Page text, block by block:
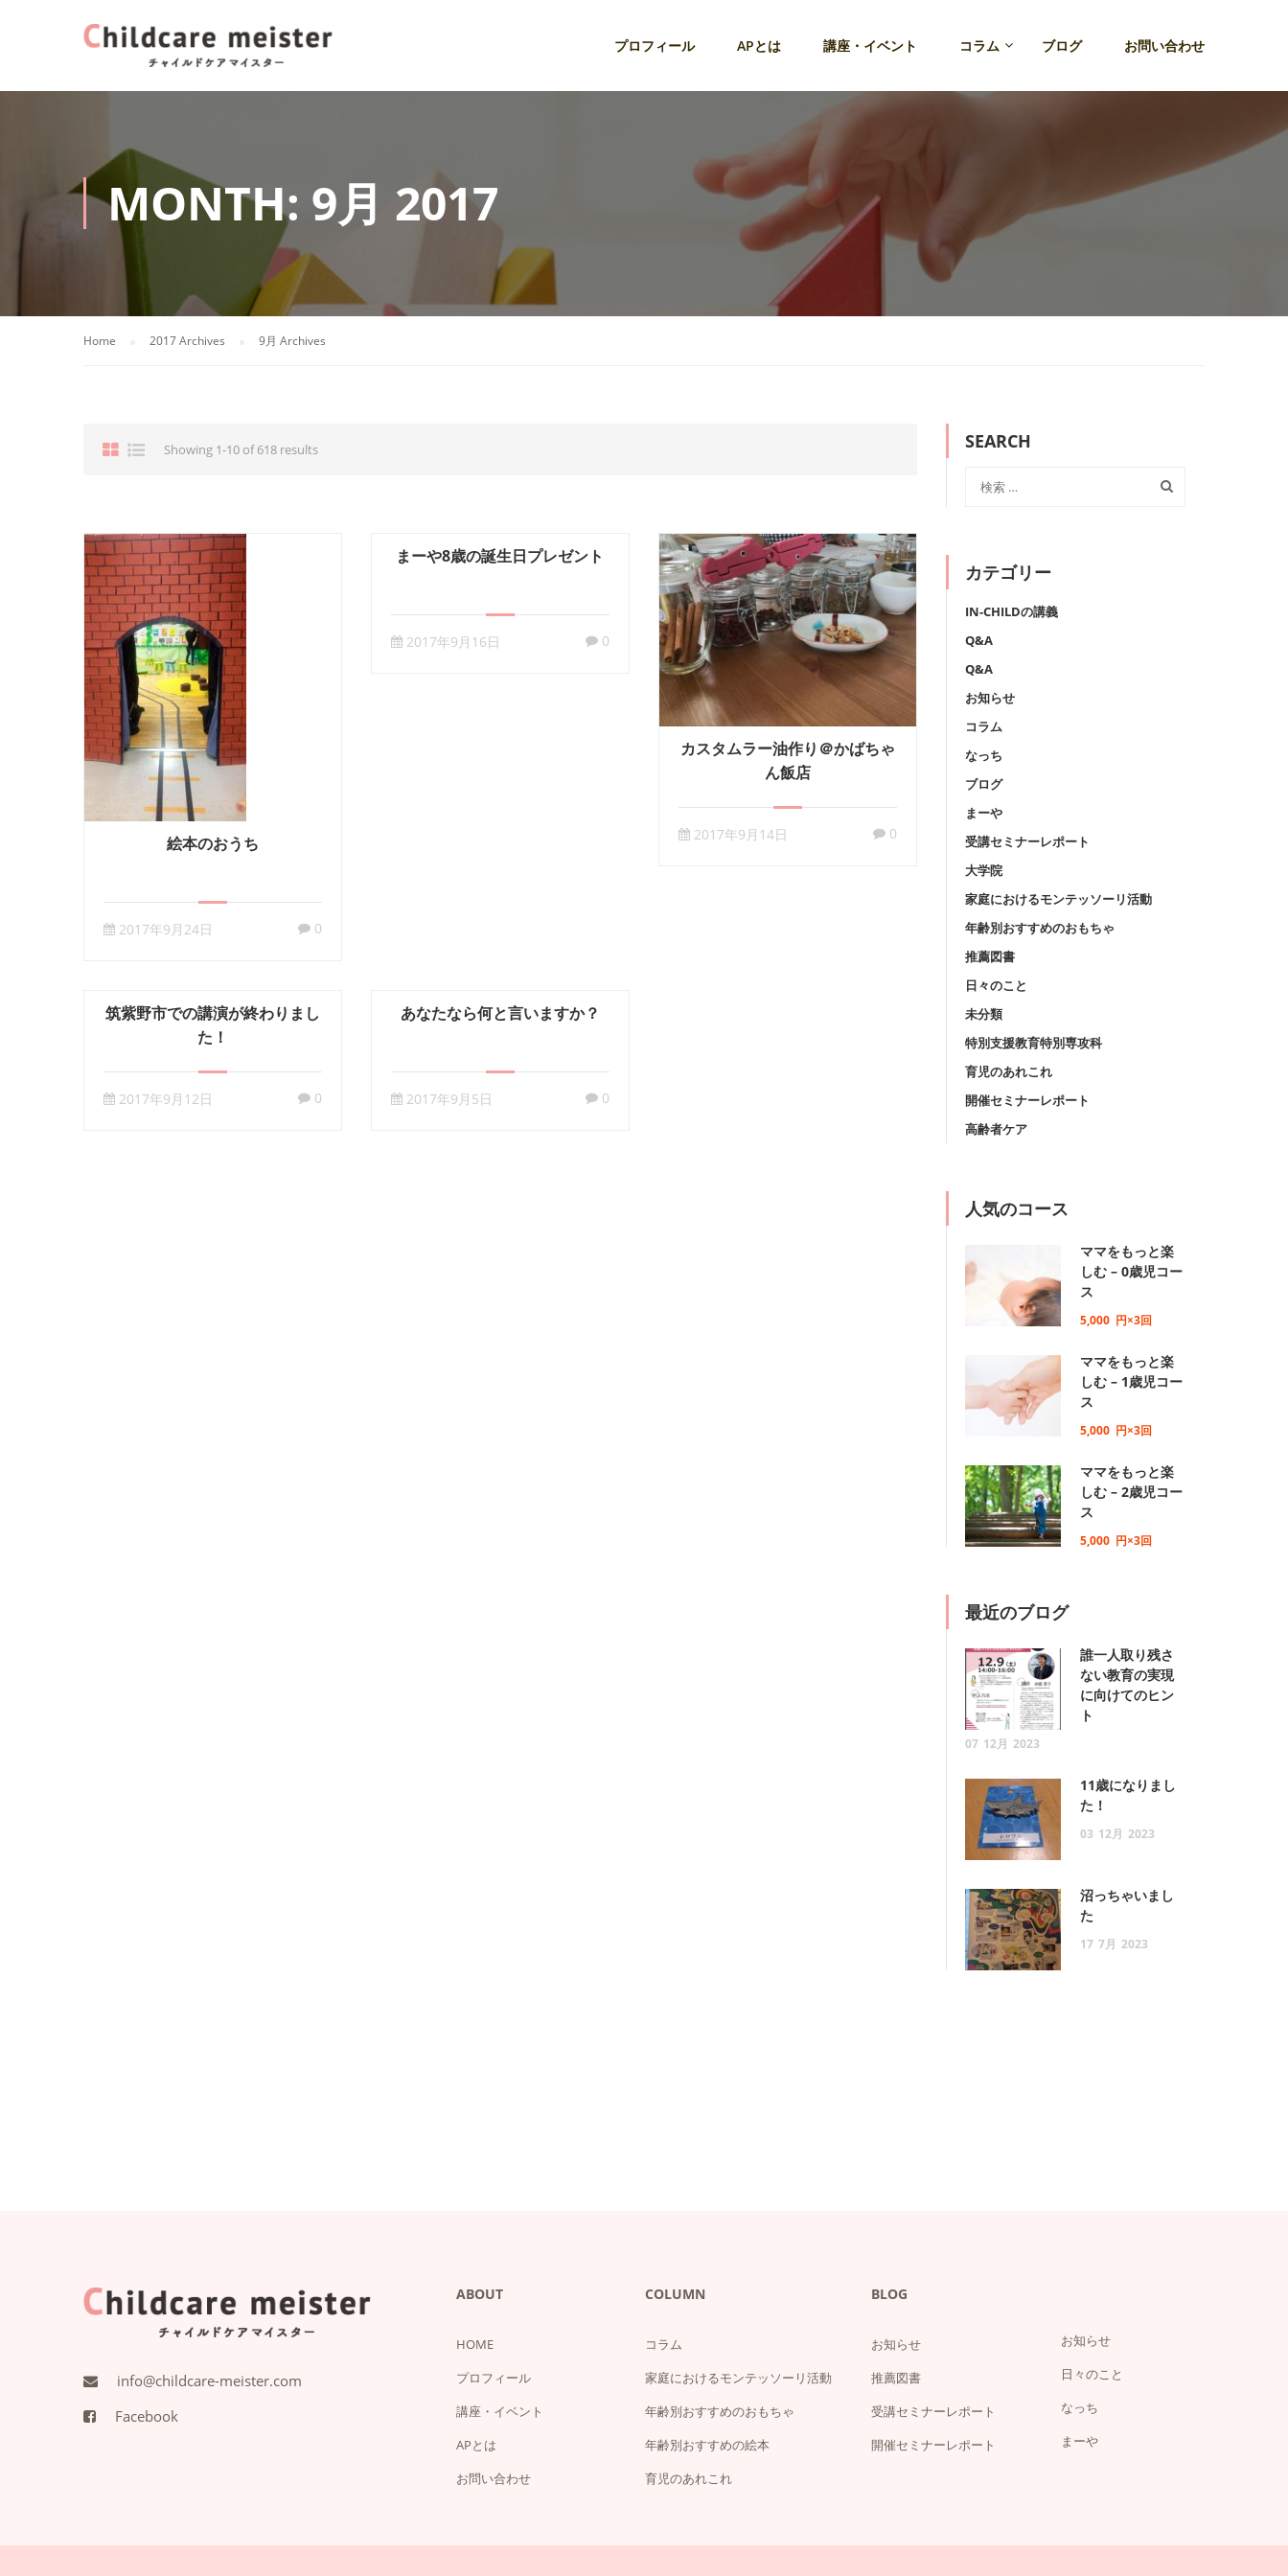
プロフィール APとは 講座・イベント コラム ブログ お問い合わせ
MONTH: 9月 2017
Home 2017 Archives 9月 Archives
Showing 1-10 of 618 results
絵本のおうち
2017年9月24日 0
まーや8歳の誕生日プレゼント
2017年9月16日 0
カスタムラー油作り＠かばちゃ
ん飯店
2017年9月14日 0
筑紫野市での講演が終わりまし
た！
2017年9月12日 0
あなたなら何と言いますか？
2017年9月5日 0
SEARCH
カテゴリー
IN-CHILDの講義
Q&A
Q&A
お知らせ
コラム
なっち
ブログ
まーや
受講セミナーレポート
大学院
家庭におけるモンテッソーリ活動
年齢別おすすめのおもちゃ
推薦図書
日々のこと
未分類
特別支援教育特別専攻科
育児のあれこれ
開催セミナーレポート
高齢者ケア
人気のコース
ママをもっと楽
しむ – 0歳児コー
ス
5,000 円×3回
ママをもっと楽
しむ – 1歳児コー
ス
5,000 円×3回
ママをもっと楽
しむ – 2歳児コー
ス
5,000 円×3回
最近のブログ
誰一人取り残さ
ない教育の実現
に向けてのヒン
ト
07 12月 2023
11歳になりまし
た！
03 12月 2023
沼っちゃいまし
た
17 7月 2023
info@childcare-meister.com
Facebook
ABOUT
HOME
プロフィール
講座・イベント
APとは
お問い合わせ
COLUMN
コラム
家庭におけるモンテッソーリ活動
年齢別おすすめのおもちゃ
年齢別おすすめの絵本
育児のあれこれ
BLOG
お知らせ
推薦図書
受講セミナーレポート
開催セミナーレポート
お知らせ
日々のこと
なっち
まーや